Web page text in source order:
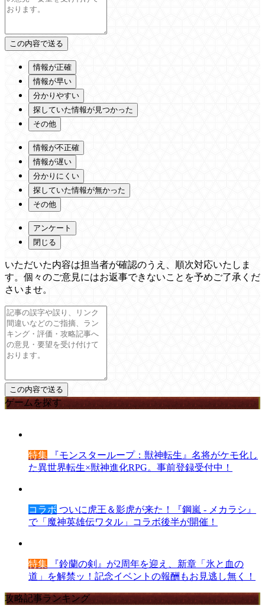
情報が正確
情報が早い
分かりやすい
探していた情報が見つかった
その他
情報が不正確
情報が遅い
分かりにくい
探していた情報が無かった
その他
アンケート
閉じる
いただいた内容は担当者が確認のうえ、順次対応いたしま
す。個々のご意見にはお返事できないことを予めご了承くだ
さいませ。
ゲームを探す
特集 『モンスターループ：獣神転生』名将がケモ化し
た異世界転生×獣神進化RPG。事前登録受付中！
コラボ ついに虎王＆影虎が来た！『鋼嵐 - メカラシ』
で「魔神英雄伝ワタル」コラボ後半が開催！
特集 『鈴蘭の剣』が2周年を迎え、新章「氷と血の
道」を解禁ッ！記念イベントの報酬もお見逃し無く！
攻略記事ランキング